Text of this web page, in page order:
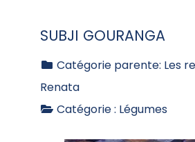
SUBJI GOURANGA
Catégorie parente: Les
Renata
Catégorie : Légumes